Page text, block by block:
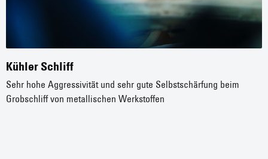
Kühler Schliff
Sehr hohe Aggressivität und sehr gute Selbstschärfung beim
Grobschliff von metallischen Werkstoffen